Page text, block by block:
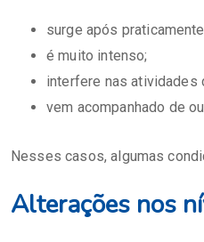
surge após
é muito intenso;
interfere nas atividades
vem acompanhado de
Nesses casos, algumas
Alterações nos